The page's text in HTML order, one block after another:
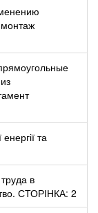
та
в
СТОРІНКА: 2